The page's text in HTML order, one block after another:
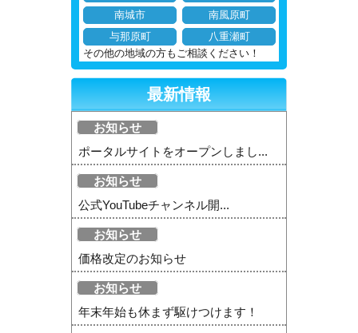
南城市
南風原町
与那原町
八重瀬町
その他の地域の方もご相談ください！
最新情報
お知らせ
ポータルサイトをオープンしまし...
お知らせ
公式YouTubeチャンネル開...
お知らせ
価格改定のお知らせ
お知らせ
年末年始も休まず駆けつけます！